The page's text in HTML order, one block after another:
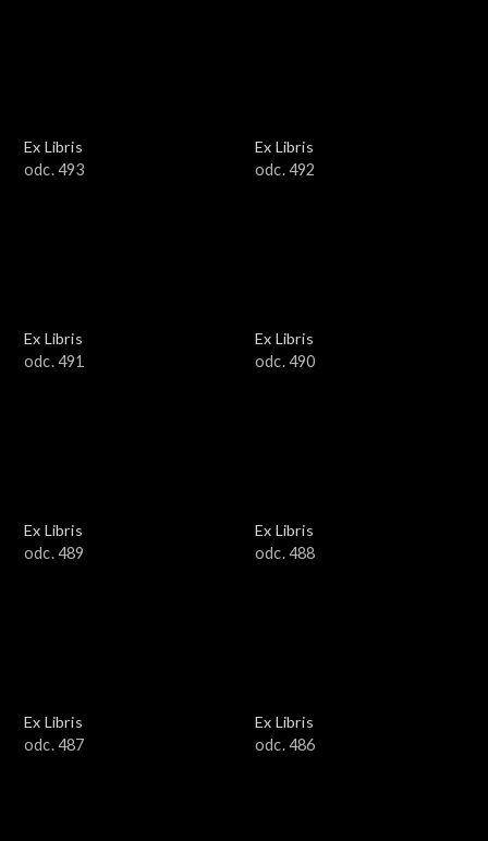
Ex Libris
odc. 493
Ex Libris
odc. 492
Ex Libris
odc. 491
Ex Libris
odc. 490
Ex Libris
odc. 489
Ex Libris
odc. 488
Ex Libris
odc. 487
Ex Libris
odc. 486